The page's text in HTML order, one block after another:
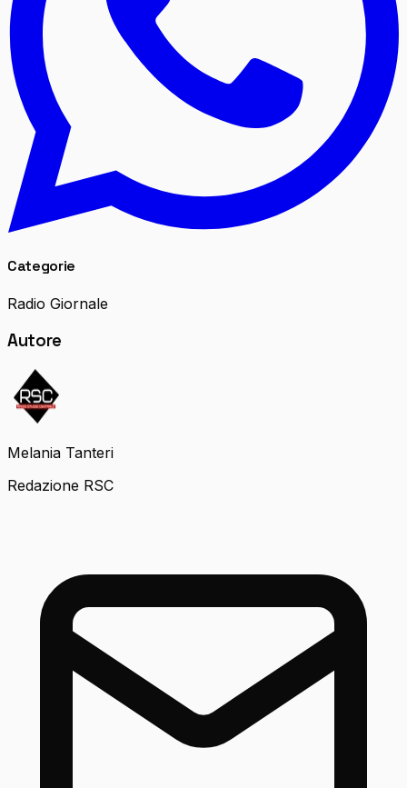
Categorie
Radio Giornale
Autore
Melania Tanteri
Redazione RSC